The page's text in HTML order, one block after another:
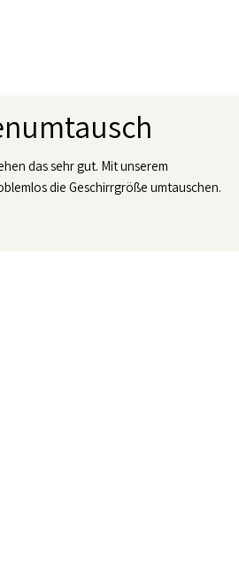
das sehr gut. Mit unserem
die Geschirrgröße umtauschen.